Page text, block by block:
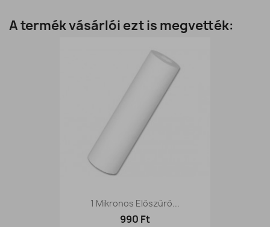
A termék vásárlói ezt is megvették:
1 Mikronos Előszűrő...
990 Ft